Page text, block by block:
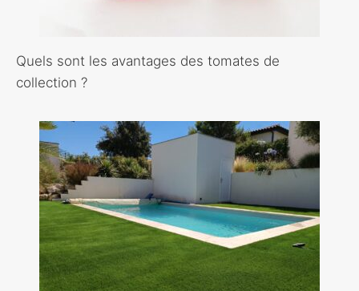
Quels sont les avantages des tomates de
collection ?